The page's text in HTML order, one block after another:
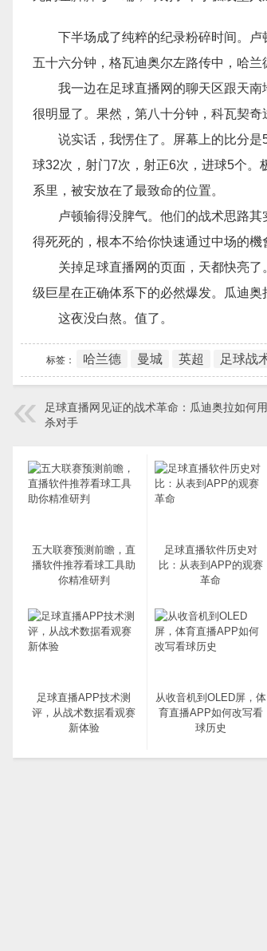
下半场成了纯粹的纪录粉碎时间。
五十六分钟，格瓦迪奥尔左路传中，哈
我一边在足球直播网的聊天区跟天
很明显了。果然，第八十分钟，科瓦契
说实话，我愣住了。屏幕上的比分
球32次，射门7次，射正6次，进球5个
系里，被安放在了最致命的位置。
卢顿输得没脾气。他们的战术思路
得死死的，根本不给你快速通过中场的
关掉足球直播网的页面，天都快亮
级巨星在正确体系下的必然爆发。瓜迪奥
这夜没白熬。值了。
标签： 哈兰德 曼城 英超 足球战
足球直播网见证的战术革命：瓜迪奥拉如何
杀对手
五大联赛预测前瞻，直
播软件推荐看球工具助
你精准研判
足球直播软件历史对
比：从表到APP的观赛
革命
足球直播APP技术测
评，从战术数据看观赛
新体验
从收音机到OLED屏，体
育直播APP如何改写看
球历史